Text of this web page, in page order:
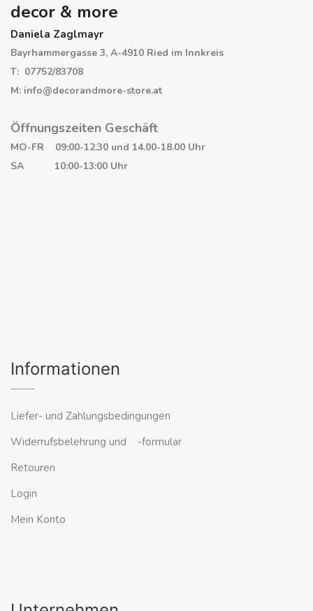
decor & more
Daniela Zaglmayr
Bayrhammergasse 3, A-4910 Ried im Innkreis
T: 07752/83708
M: info@decorandmore-store.at
Öffnungszeiten Geschäft
MO-FR 09:00-12.30 und 14.00-18.00 Uhr
SA 10:00-13:00 Uhr
Informationen
Liefer- und Zahlungsbedingungen
Widerrufsbelehrung und -formular
Retouren
Login
Mein Konto